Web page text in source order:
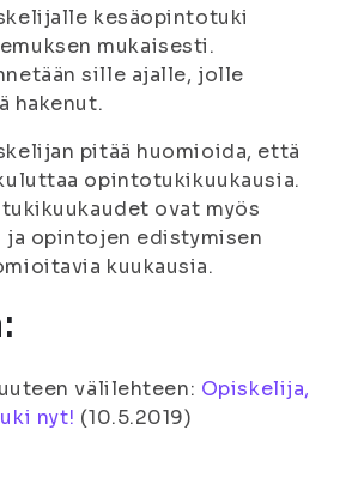
kesäopintotuki
mukaisesti.
sille ajalle, jolle
hakenut.
pitää huomioida, että
opintotukikuukausia.
ovat myös
ja opintojen edistymisen
kuukausia.
välilehteen: Opiskelija,
nyt! (10.5.2019)